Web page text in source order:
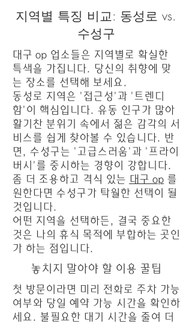
지역별 특징 비교: 동성로 vs.
수성구
대구 op 업소들은 지역별로 확실한
특색을 가집니다. 당신의 취향에 맞
는 장소를 선택해 보세요.
동성로 지역은 '접근성'과 '트렌디
함'이 핵심입니다. 유동 인구가 많아
활기찬 분위기 속에서 젊은 감각의 서
비스를 쉽게 찾아볼 수 있습니다. 반
면, 수성구는 '고급스러움'과 '프라이
버시'를 중시하는 경향이 강합니다.
좀 더 조용하고 격식 있는 대구 op 를
원한다면 수성구가 탁월한 선택이 될
것입니다.
어떤 지역을 선택하든, 결국 중요한
것은 나의 휴식 목적에 부합하는 곳인
가 하는 점입니다.
놓치지 말아야 할 이용 꿀팁
첫 방문이라면 미리 전화로 주차 가능
여부와 당일 예약 가능 시간을 확인하
세요. 불필요한 대기 시간을 줄여 더